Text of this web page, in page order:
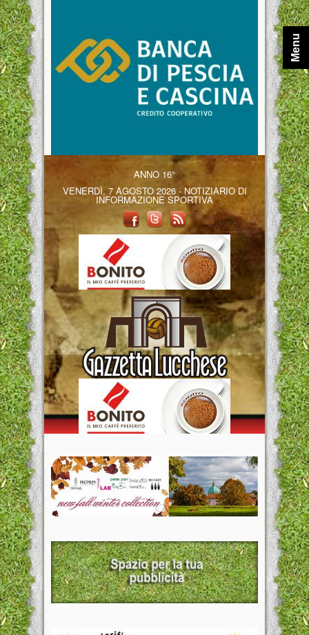
ANNO 16°
VENERDÌ, 7 AGOSTO 2026 - NOTIZIARIO DI
INFORMAZIONE SPORTIVA
Menu